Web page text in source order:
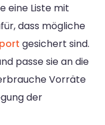
eine Liste mit
dass mögliche
gesichert sind.
passe sie an die
Vorräte
der